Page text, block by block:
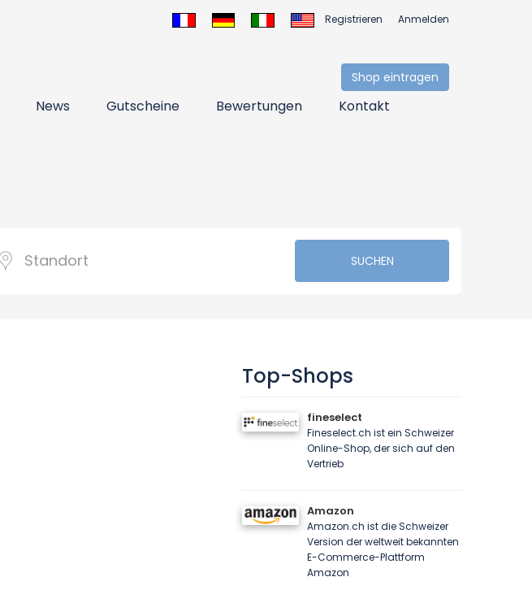
Registrieren Anmelden
Shop eintragen
News Gutscheine Bewertungen Kontakt
SUCHEN
Top-Shops
fineselect
Fineselect.ch ist ein Schweizer
Online-Shop, der sich auf den
Vertrieb
Amazon
Amazon.ch ist die Schweizer
Version der weltweit bekannten
E-Commerce-Plattform
Amazon